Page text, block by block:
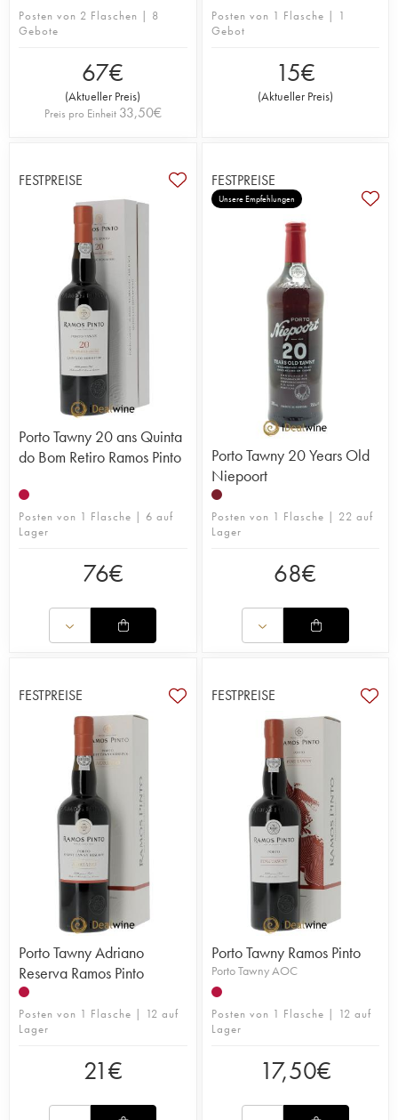
Posten von 2 Flaschen | 8
Gebote
67€
(Aktueller Preis)
Preis pro Einheit 33,50€
Posten von 1 Flasche | 1
Gebot
15€
(Aktueller Preis)
FESTPREISE
Porto Tawny 20 ans Quinta
do Bom Retiro Ramos Pinto
Posten von 1 Flasche | 6 auf
Lager
76€
FESTPREISE
Unsere Empfehlungen
Porto Tawny 20 Years Old
Niepoort
Posten von 1 Flasche | 22 auf
Lager
68€
FESTPREISE
Porto Tawny Adriano
Reserva Ramos Pinto
Posten von 1 Flasche | 12 auf
Lager
21€
FESTPREISE
Porto Tawny Ramos Pinto
Porto Tawny AOC
Posten von 1 Flasche | 12 auf
Lager
17,50€